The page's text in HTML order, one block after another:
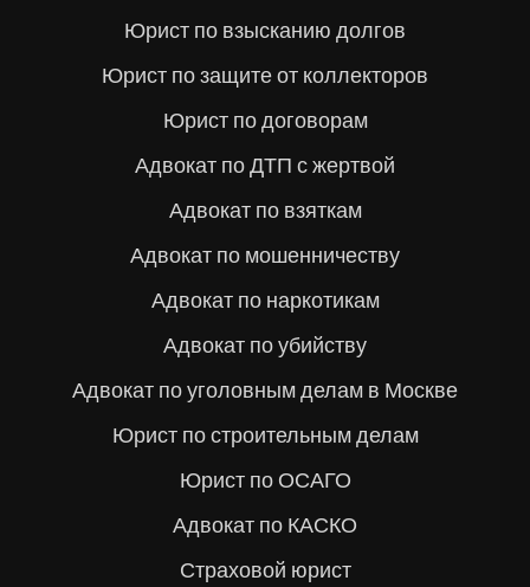
Юрист по взысканию долгов
Юрист по защите от коллекторов
Юрист по договорам
Адвокат по ДТП с жертвой
Адвокат по взяткам
Адвокат по мошенничеству
Адвокат по наркотикам
Адвокат по убийству
Адвокат по уголовным делам в Москве
Юрист по строительным делам
Юрист по ОСАГО
Адвокат по КАСКО
Страховой юрист